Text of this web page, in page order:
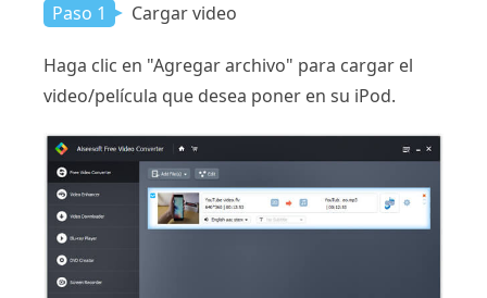
Paso 1 Cargar video
Haga clic en "Agregar archivo" para cargar el
video/película que desea poner en su iPod.